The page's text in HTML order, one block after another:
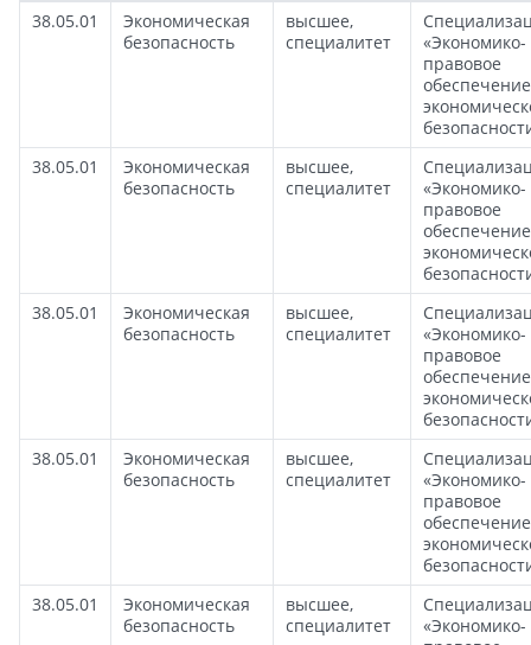
38.05.01
Экономическая
безопасность
высшее,
специалитет
«Экономико-
правовое
обеспечение
38.05.01
Экономическая
безопасность
высшее,
специалитет
«Экономико-
правовое
обеспечение
38.05.01
Экономическая
безопасность
высшее,
специалитет
«Экономико-
правовое
обеспечение
38.05.01
Экономическая
безопасность
высшее,
специалитет
«Экономико-
правовое
обеспечение
38.05.01
Экономическая
безопасность
высшее,
специалитет
«Экономико-